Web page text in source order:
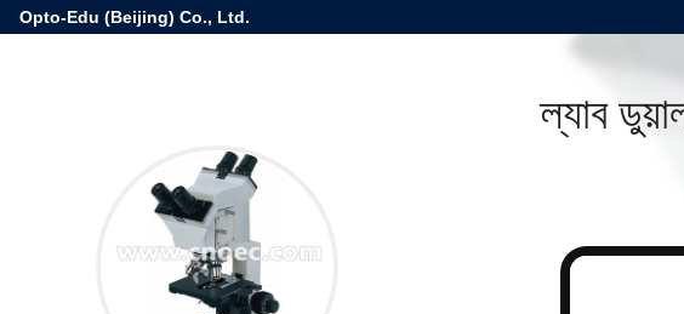
Opto-Edu (Beijing) Co., Ltd.
ল্যাব